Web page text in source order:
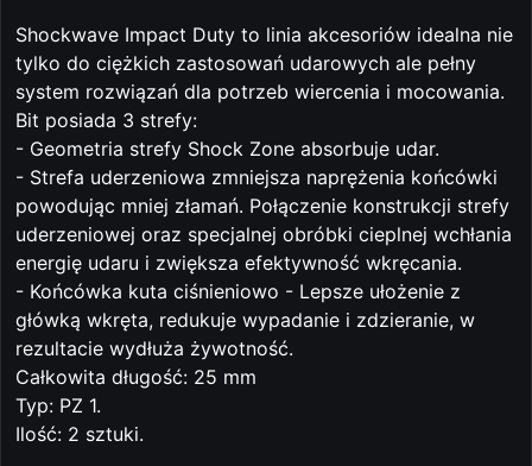
Shockwave Impact Duty to linia akcesoriów idealna nie
tylko do ciężkich zastosowań udarowych ale pełny
system rozwiązań dla potrzeb wiercenia i mocowania.
Bit posiada 3 strefy:
- Geometria strefy Shock Zone absorbuje udar.
- Strefa uderzeniowa zmniejsza naprężenia końcówki
powodując mniej złamań. Połączenie konstrukcji strefy
uderzeniowej oraz specjalnej obróbki cieplnej wchłania
energię udaru i zwiększa efektywność wkręcania.
- Końcówka kuta ciśnieniowo - Lepsze ułożenie z
główką wkręta, redukuje wypadanie i zdzieranie, w
rezultacie wydłuża żywotność.
Całkowita długość: 25 mm
Typ: PZ 1.
Ilość: 2 sztuki.